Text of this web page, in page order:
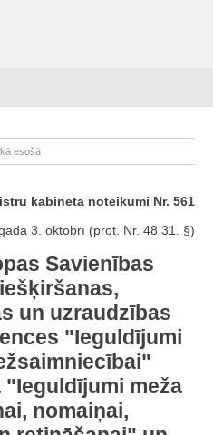
esošā
kabineta noteikumi Nr. 561
3. oktobrī (prot. Nr. 48 31. §)
Savienības
un uzraudzības
"Ieguldījumi
meža
nomaiņai,